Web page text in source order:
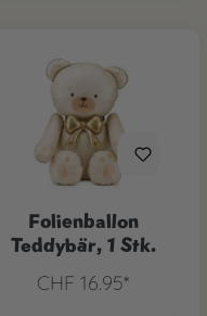
Folienballon
Teddybär, 1 Stk.
CHF 16.95*